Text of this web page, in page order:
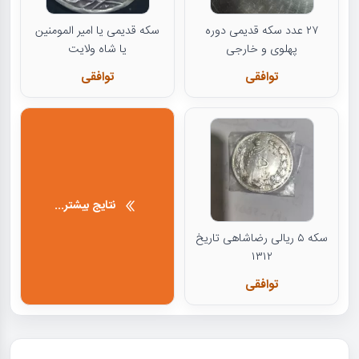
۲۷ عدد سکه قدیمی دوره
پهلوی و خارجی
توافقی
سکه قدیمی یا امیر المومنین
یا شاه ولایت
توافقی
سکه ۵ ریالی رضاشاهی تاریخ
۱۳۱۲
توافقی
نتایج بیشتر...